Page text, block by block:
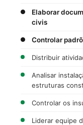
Elaborar
civis
Controlar
Distribuir
Analisar
estruturas
Controlar os
Liderar equipe